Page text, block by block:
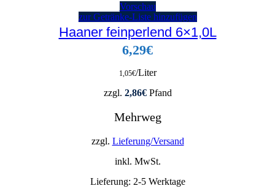
Vorschau
zur Getränke-Liste hinzufügen
Haaner feinperlend 6×1,0L
6,29€
1,05€/Liter
zzgl. 2,86€Pfand
Mehrweg
zzgl. Lieferung/Versand
inkl. MwSt.
Lieferung: 2-5 Werktage